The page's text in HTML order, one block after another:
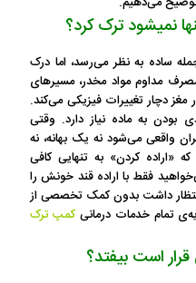
نمیشود ترک کرد؟
ساده به نظر می‌رسد، اما درک
مداوم مواد مخدر، مسیرهای
مغز دچار تغییرات فیزیکی می‌کند.
بودن به ماده نیاز دارد. وقتی
واقعی می‌شود نه یک بهانه، نه
کردن» به تنهایی کافی
فقط با اراده قند خونش را
داشت بدون کمک تخصصی از
تمام خدمات درمانیکمپ ترک
است بیفتد؟